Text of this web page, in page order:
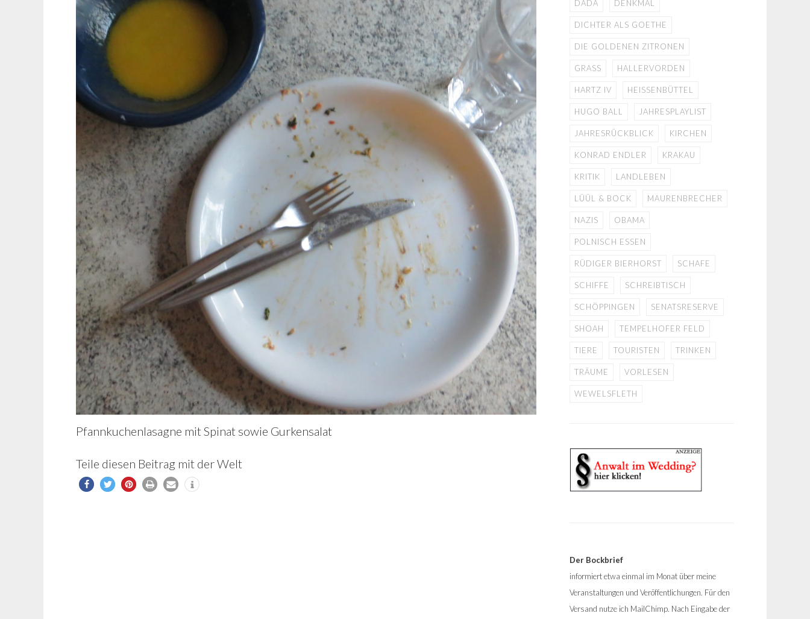
Pfannkuchenlasagne mit Spinat sowie Gurkensalat
Teile diesen Beitrag mit der Welt
DADA DENKMAL
DICHTER ALS GOETHE
DIE GOLDENEN ZITRONEN
GRASS HALLERVORDEN
HARTZ IV HEISSENBÜTTEL
HUGO BALL JAHRESPLAYLIST
JAHRESRÜCKBLICK KIRCHEN
KONRAD ENDLER KRAKAU
KRITIK LANDLEBEN
LÜÜL & BOCK MAURENBRECHER
NAZIS OBAMA
POLNISCH ESSEN
RÜDIGER BIERHORST SCHAFE
SCHIFFE SCHREIBTISCH
SCHÖPPINGEN SENATSRESERVE
SHOAH TEMPELHOFER FELD
TIERE TOURISTEN TRINKEN
TRÄUME VORLESEN
WEWELSFLETH
Der Bockbrief
informiert etwa einmal im Monat über meine
Veranstaltungen und Veröffentlichungen. Für den
Versand nutze ich MailChimp. Nach Eingabe der